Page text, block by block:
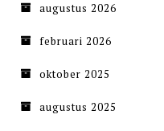
augustus 2026
februari 2026
oktober 2025
augustus 2025